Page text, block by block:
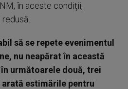
în aceste condiţii,
să se repete evenimentul
nu neapărat în această
următoarele două, trei
estimările pentru